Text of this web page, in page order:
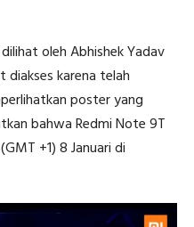
oleh Abhishek Yadav
karena telah
poster yang
bahwa Redmi Note 9T
+1) 8 Januari di